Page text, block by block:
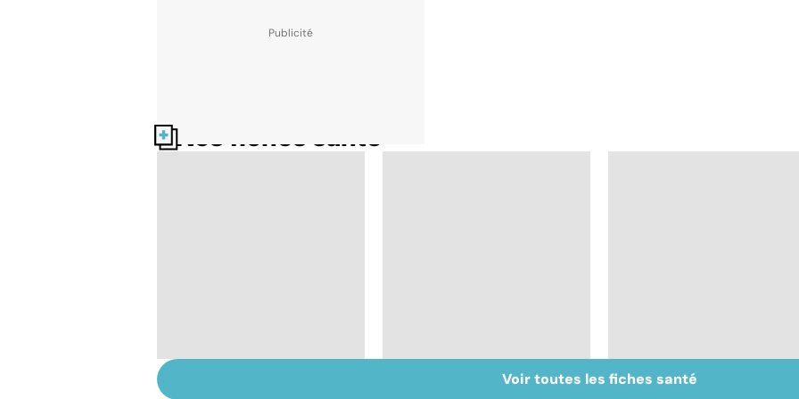
Nos fiches santé
Les féculents, un
Chirurgie de
Voir toutes les fiches santé